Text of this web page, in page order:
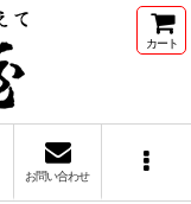
カート
お問い合わせ